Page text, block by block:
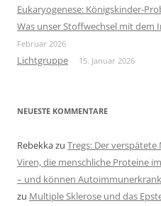
Eukaryogenese: Königskinder-
Was unser Stoffwechsel mit
Februar 2026
Lichtgruppe 15. Januar 2026
NEUESTE KOMMENTARE
Rebekkazu Tregs: Der verspätete
Viren, die menschliche Proteine
– und können
zu Multiple Sklerose und das